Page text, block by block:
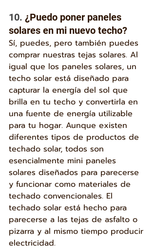
10. ¿Puedo poner paneles
solares en mi nuevo techo?
Sí, puedes, pero también puedes
comprar nuestras tejas solares. Al
igual que los paneles solares, un
techo solar está diseñado para
capturar la energía del sol que
brilla en tu techo y convertirla en
una fuente de energía utilizable
para tu hogar. Aunque existen
diferentes tipos de productos de
techado solar, todos son
esencialmente mini paneles
solares diseñados para parecerse
y funcionar como materiales de
techado convencionales. El
techado solar está hecho para
parecerse a las tejas de asfalto o
pizarra y al mismo tiempo producir
electricidad.